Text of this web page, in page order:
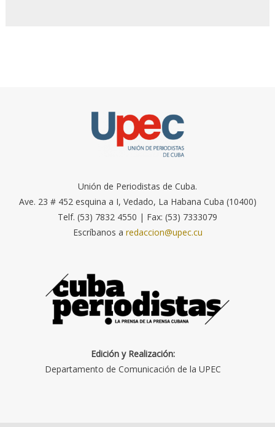
Unión de Periodistas de Cuba.
Ave. 23 # 452 esquina a I, Vedado, La Habana Cuba (10400)
Telf. (53) 7832 4550 | Fax: (53) 7333079
Escríbanos a redaccion@upec.cu
Edición y Realización:
Departamento de Comunicación de la UPEC